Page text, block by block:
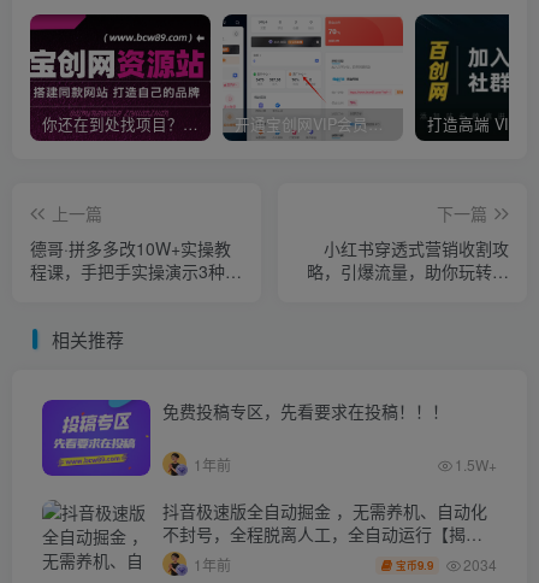
你还在到处找项目？还在当韭菜？我靠卖项目一个月收入5万+，曾经我也是个失败者。 开通宝创网VIP会员，尊享全站资源免费下载，享70%的推广提成！！【限时五折优惠】
上一篇
德哥·拼多多改10W+实操教
程课，手把手实操演示3种方
下一篇
小红书穿透式营销收割攻
略，引爆流量，助你玩转小
相关推荐
免费投稿专区，先看要求在投稿！！！
1年前 1.5W+
抖音极速版全自动掘金 ，无需养机、自动化
不封号，全程脱离人工，全自动运行【揭
秘】 1年前 宝币9.9 2034